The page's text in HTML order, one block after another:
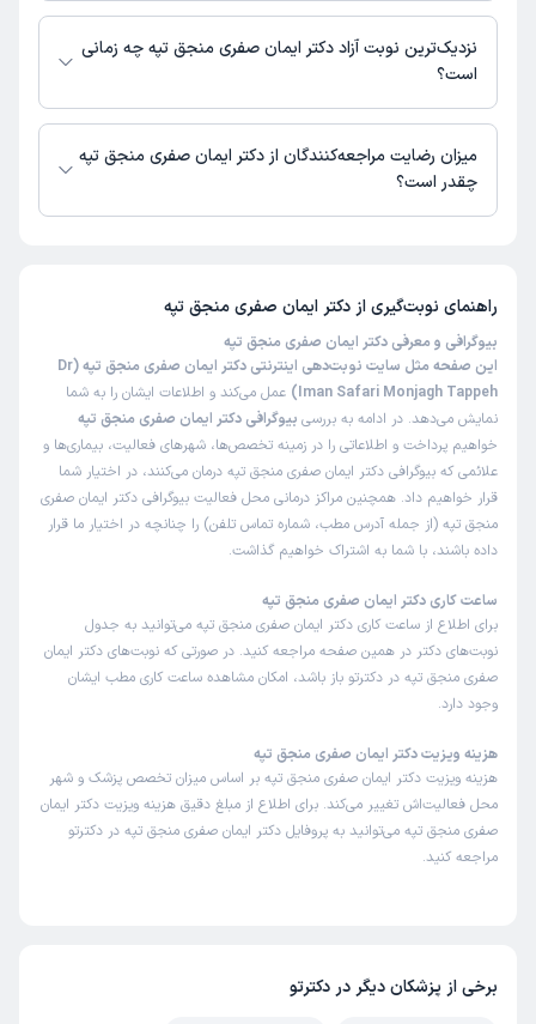
در حال حاضر اطلاعاتی درباره ارائه ویزیت آنلاین توسط دکتر ایمان صفری منجق
تپه در دسترس نیست. برای دریافت اطلاعات دقیق‌تر، لطفاً با مطب تماس
بگیرید.
نزدیک‌ترین نوبت آزاد دکتر ایمان صفری منجق تپه چه زمانی
است؟
زمان نوبت‌دهی و پذیرش بیماران با هماهنگی مطب مشخص می‌شود.
میزان رضایت مراجعه‌کنندگان از دکتر ایمان صفری منجق تپه
چقدر است؟
راهنمای نوبت‌گیری از دکتر ایمان صفری منجق تپه
بیوگرافی و معرفی دکتر ایمان صفری منجق تپه
این صفحه مثل سایت نوبت‌دهی اینترنتی دکتر ایمان صفری منجق تپه (Dr
Iman Safari Monjagh Tappeh)
عمل می‌کند و اطلاعات ایشان را به شما
نمایش می‌دهد. در ادامه به بررسی بیوگرافی دکتر ایمان صفری منجق تپه
خواهیم پرداخت و اطلاعاتی را در زمینه تخصص‌ها، شهرهای فعالیت، بیماری‌ها و
علائمی که بیوگرافی دکتر ایمان صفری منجق تپه درمان می‌کنند، در اختیار شما
قرار خواهیم داد. همچنین مراکز درمانی محل فعالیت بیوگرافی دکتر ایمان صفری
منجق تپه (از جمله آدرس مطب، شماره تماس تلفن) را چنانچه در اختیار ما قرار
داده باشند، با شما به اشتراک خواهیم گذاشت.
ساعت کاری دکتر ایمان صفری منجق تپه
برای اطلاع از ساعت کاری دکتر ایمان صفری منجق تپه می‌توانید به جدول
نوبت‌های دکتر در همین صفحه مراجعه کنید. در صورتی که نوبت‌های دکتر ایمان
صفری منجق تپه در دکترتو باز باشد، امکان مشاهده ساعت کاری مطب ایشان
وجود دارد.
هزینه ویزیت دکتر ایمان صفری منجق تپه
هزینه ویزیت دکتر ایمان صفری منجق تپه بر اساس میزان تخصص پزشک و شهر
محل فعالیت‌اش تغییر می‌کند. برای اطلاع از مبلغ دقیق هزینه ویزیت دکتر ایمان
صفری منجق تپه می‌توانید به پروفایل دکتر ایمان صفری منجق تپه در دکترتو
مراجعه کنید.
برخی از پزشکان دیگر در دکترتو